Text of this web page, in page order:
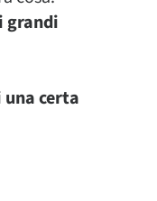
grandi
una certa